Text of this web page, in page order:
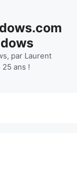
par Laurent
ans !